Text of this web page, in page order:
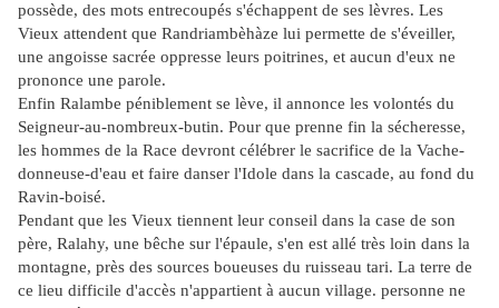
possède, des mots entrecoupés s'échappent de ses lèvres. Les
Vieux attendent que Randriambèhàze lui permette de s'éveiller,
une angoisse sacrée oppresse leurs poitrines, et aucun d'eux ne
prononce une parole.
Enfin Ralambe péniblement se lève, il annonce les volontés du
Seigneur-au-nombreux-butin. Pour que prenne fin la sécheresse,
les hommes de la Race devront célébrer le sacrifice de la Vache-
donneuse-d'eau et faire danser l'Idole dans la cascade, au fond du
Ravin-boisé.
Pendant que les Vieux tiennent leur conseil dans la case de son
père, Ralahy, une bêche sur l'épaule, s'en est allé très loin dans la
montagne, près des sources boueuses du ruisseau tari. La terre de
ce lieu difficile d'accès n'appartient à aucun village. personne ne